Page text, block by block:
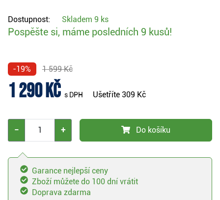
Dostupnost: Skladem 9 ks
Pospěšte si, máme posledních 9 kusů!
-19% 1 599 Kč
1 290 Kč s DPH Ušetříte 309 Kč
− + Do košíku
Garance nejlepší ceny
Zboží můžete do 100 dní vrátit
Doprava zdarma